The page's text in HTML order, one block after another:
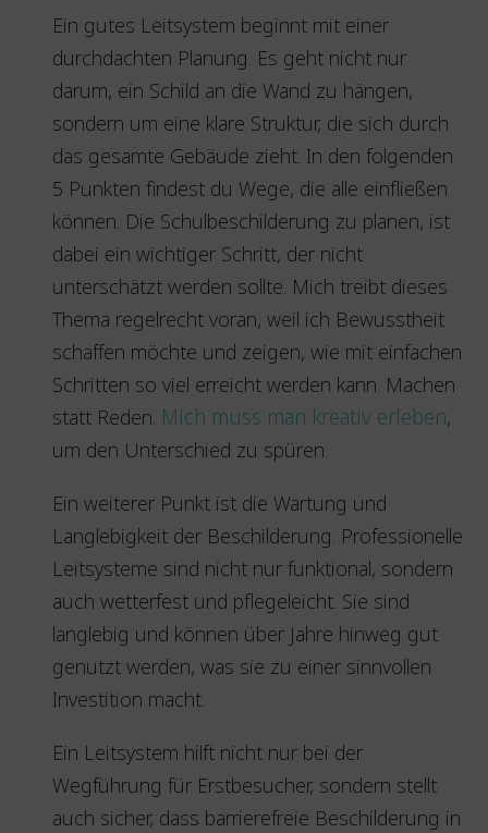
Ein gutes Leitsystem beginnt mit einer
durchdachten Planung. Es geht nicht nur
darum, ein Schild an die Wand zu hängen,
sondern um eine klare Struktur, die sich durch
das gesamte Gebäude zieht. In den folgenden
5 Punkten findest du Wege, die alle einfließen
können. Die Schulbeschilderung zu planen, ist
dabei ein wichtiger Schritt, der nicht
unterschätzt werden sollte. Mich treibt dieses
Thema regelrecht voran, weil ich Bewusstheit
schaffen möchte und zeigen, wie mit einfachen
Schritten so viel erreicht werden kann. Machen
statt Reden. Mich muss man kreativ erleben,
um den Unterschied zu spüren.
Ein weiterer Punkt ist die Wartung und
Langlebigkeit der Beschilderung. Professionelle
Leitsysteme sind nicht nur funktional, sondern
auch wetterfest und pflegeleicht. Sie sind
langlebig und können über Jahre hinweg gut
genutzt werden, was sie zu einer sinnvollen
Investition macht.
Ein Leitsystem hilft nicht nur bei der
Wegführung für Erstbesucher, sondern stellt
auch sicher, dass barrierefreie Beschilderung in